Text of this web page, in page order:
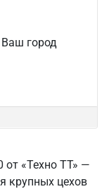
Ваш город
от «Техно ТТ» —
крупных цехов